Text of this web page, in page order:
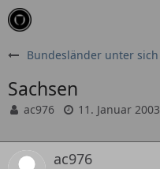
Bundesländer unter sich
Sachsen
ac976 11. Januar 2003
ac976